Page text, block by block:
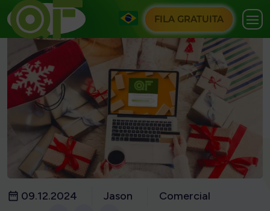
FILA GRATUITA
09.12.2024 Jason Comercial